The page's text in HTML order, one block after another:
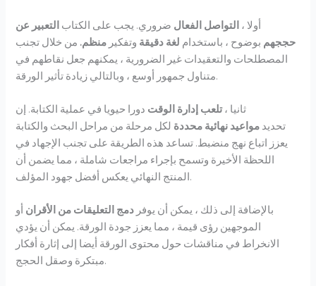
أولا ، التواصل الفعال ضروري. يجب على الكتاب التعبير عن
حججهم بوضوح ، باستخدام لغة دقيقة وتفكير منظم. من خلال تجنب
المصطلحات والتعقيدات غير الضرورية ، يمكنهم جعل نقاطهم في
متناول جمهور أوسع ، وبالتالي زيادة تأثير الورقة.
ثانيا ،تلعب إدارة الوقت دورا حيويا في عملية الكتابة. إن
تحديد مواعيد نهائية محددة لكل مرحلة من مراحل البحث والكتابة
يعزز اتباع نهج منضبط. تساعد هذه الطريقة على تجنب الإجهاد في
اللحظة الأخيرة وتسمح بإجراء مراجعات شاملة ، مما يضمن أن
المنتج النهائي يعكس أفضل جهود المؤلف.
بالإضافة إلى ذلك ، يمكن أن يوفر دمج التعليقات من الأقران أو
الموجهين رؤى قيمة ، مما يعزز جودة الورقة. يمكن أن يؤدي
الانخراط في مناقشات حول محتوى الورقة أيضا إلى إثارة أفكار
مبتكرة وصقل الحجج.